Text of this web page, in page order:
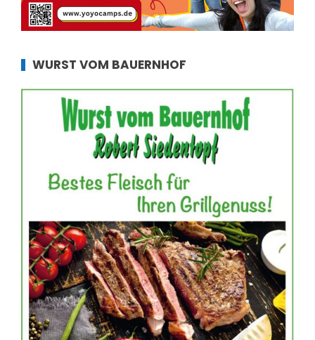
WURST VOM BAUERNHOF